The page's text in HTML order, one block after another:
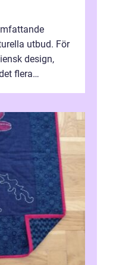
utbud. För
design,
flera